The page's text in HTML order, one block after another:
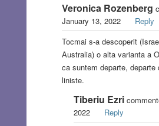
Veronica Rozenberg
January 13, 2022
Reply
Tocmai s-a descoperit
Australia) o alta varianta a
ca suntem departe,
liniste.
Tiberiu Ezri
2022
Reply